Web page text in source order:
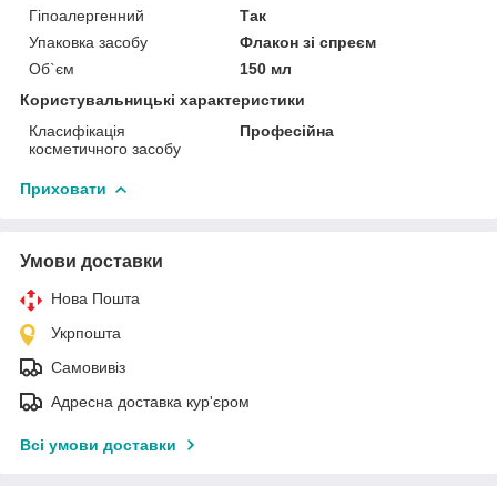
Гіпоалергенний
Так
Упаковка засобу
Флакон зі спреєм
Об`єм
150 мл
Користувальницькі характеристики
Класифікація
косметичного засобу
Професійна
Приховати
Умови доставки
Нова Пошта
Укрпошта
Самовивіз
Адресна доставка кур'єром
Всі умови доставки